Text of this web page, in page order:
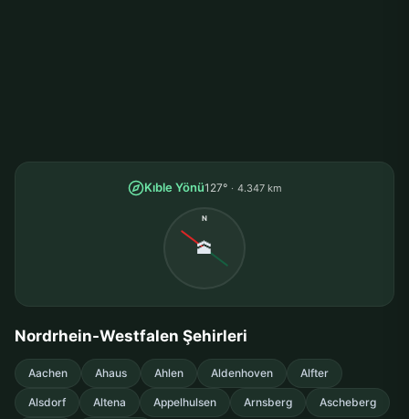
Kıble Yönü127° 4.347 km
N
🕋
Nordrhein-Westfalen Şehirleri
Aachen Ahaus Ahlen Aldenhoven Alfter
Alsdorf Altena Appelhulsen Arnsberg Ascheberg